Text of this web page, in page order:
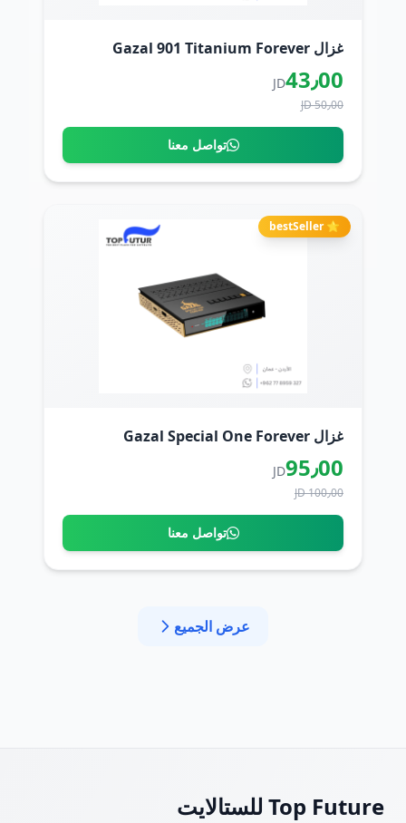
غزال Gazal 901 Titanium Forever
43٫00JD
50٫00 JD
تواصل معنا
⭐ bestSeller
غزال Gazal Special One Forever
95٫00JD
100٫00 JD
تواصل معنا
عرض الجميع
Top Future للستالايت